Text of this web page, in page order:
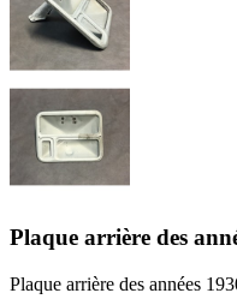
Plaque arrière des
Plaque arrière des années